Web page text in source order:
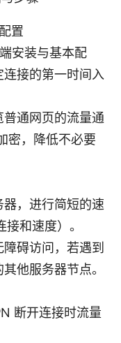
置
安装与基本配
接的第一时间入
通网页的流量通
密，降低不必要
，进行简短的速
和速度）。
碍访问，若遇到
他服务器节点。
断开连接时流量